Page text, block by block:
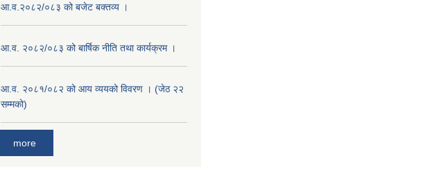
आ.व.२०८२/०८३ को बजेट बक्तव्य ।
आ.व. २०८२/०८३ को बार्षिक नीति तथा कार्यक्रम ।
आ.व. २०८१/०८२ को आय व्ययको विवरण । (जेठ २२
सम्मको)
more